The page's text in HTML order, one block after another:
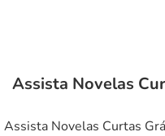
Assista Novelas
Assista Novelas Curtas